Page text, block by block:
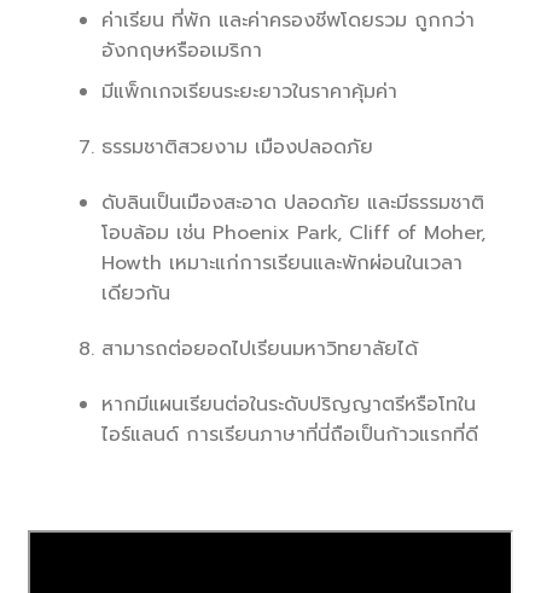
ค่าเรียน ที่พัก และค่าครองชีพโดยรวม ถูกกว่า
อังกฤษหรืออเมริกา
มีแพ็กเกจเรียนระยะยาวในราคาคุ้มค่า
ธรรมชาติสวยงาม เมืองปลอดภัย
ดับลินเป็นเมืองสะอาด ปลอดภัย และมีธรรมชาติ
โอบล้อม เช่น Phoenix Park, Cliff of Moher,
Howth เหมาะแก่การเรียนและพักผ่อนในเวลา
เดียวกัน
สามารถต่อยอดไปเรียนมหาวิทยาลัยได้
หากมีแผนเรียนต่อในระดับปริญญาตรีหรือโทใน
ไอร์แลนด์ การเรียนภาษาที่นี่ถือเป็นก้าวแรกที่ดี